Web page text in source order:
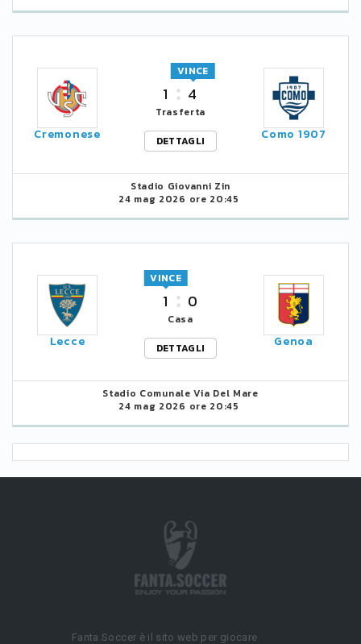
Cremonese
1 4
VINCE
Trasferta
DETTAGLI
Como 1907
Stadio Giovanni Zin
24 mag 2026 ore 20:45
Lecce
1
VINCE
0
Casa
DETTAGLI
Genoa
Stadio Comunale Via Del Mare
24 mag 2026 ore 20:45
Fanta.Soccer è il sito web per giocare